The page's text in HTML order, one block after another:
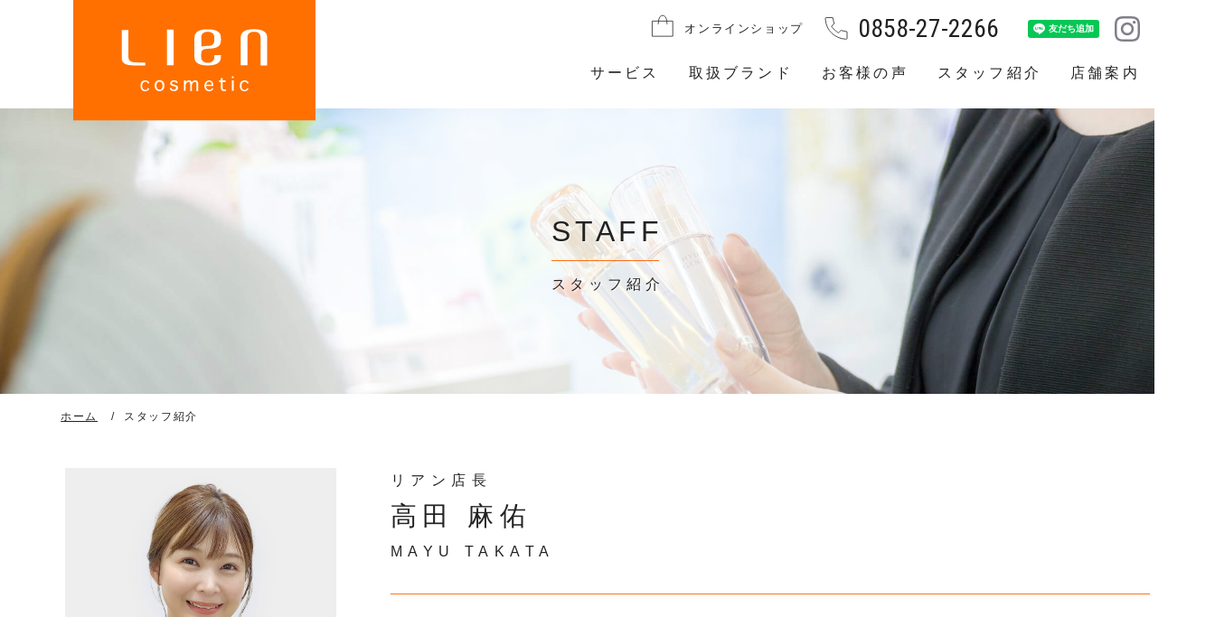
サービス 取扱ブランド お客様の声 スタッフ紹介 店舗案内
オンラインショップ 0858-27-2266
STAFF
スタッフ紹介
ホーム スタッフ紹介
リアン店長
高田 麻佑
MAYU TAKATA